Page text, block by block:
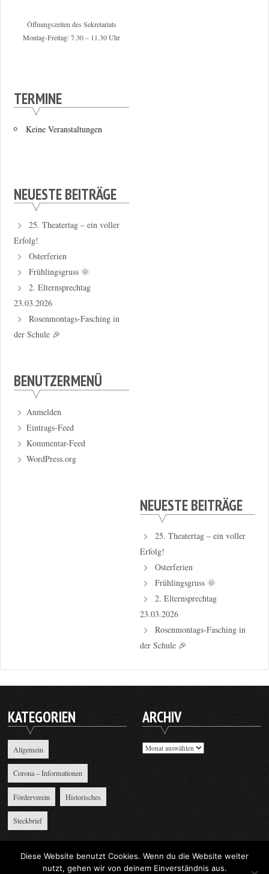
Öffnungszeiten des Sekretariats
Montag-Freitag: 7.30 – 11.30 Uhr
TERMINE
Keine Veranstaltungen
NEUESTE BEITRÄGE
25. Theatertag – ein voller
Erfolg!
Osterferien
Frühlingsgruss 🌞
2. Elternsprechtag
23.03.2026
Rosenmontags-Fasching in
der Schule 🎉
BENUTZERMENÜ
Anmelden
Eintrags-Feed
Kommentar-Feed
WordPress.org
NEUESTE BEITRÄGE
25. Theatertag – ein voller
Erfolg!
Osterferien
Frühlingsgruss 🌞
2. Elternsprechtag
23.03.2026
Rosenmontags-Fasching in
der Schule 🎉
KATEGORIEN
Allgemein
Corona – Informationen
Förderverein Historisches
Steckbrief
ARCHIV
Archiv
Diese Website benutzt Cookies. Wenn du die Website weiter
nutzt, gehen wir von deinem Einverständnis aus.